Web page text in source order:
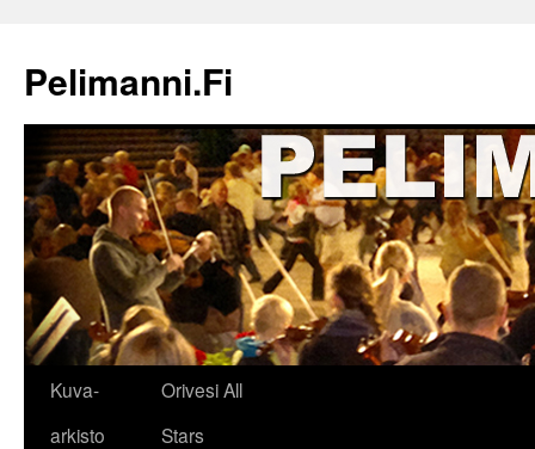
Pelimanni.Fi
Kuva-
arkisto
Orivesi All
Stars